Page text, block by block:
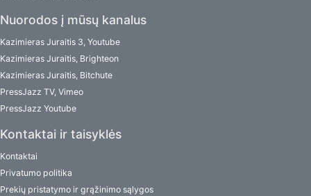
Nuorodos į mūsų kanalus
Kazimieras Juraitis 3, Youtube
Kazimieras Juraitis, Brighteon
Kazimieras Juraitis, Bitchute
PressJazz TV, Vimeo
PressJazz Youtube
Kontaktai ir taisyklės
Kontaktai
Privatumo politika
Prekių pristatymo ir grąžinimo sąlygos